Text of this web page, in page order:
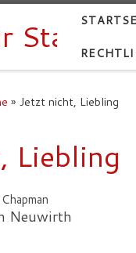
» Jetzt nicht, Liebling
Liebling
Neuwirth